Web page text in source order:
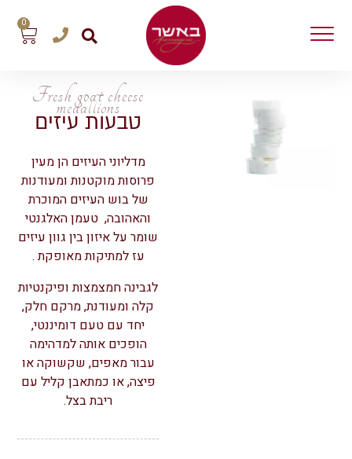
0
Fresh goat cheese
medallions
טבעות עיזים
מדליוני העיזים הן מעין
פרוסות מוקטנות ומעודנות
של בוש העיזים המוכרת
והאהובה, טעמן האלגנטי
שומר על איזון בין גוון עיזים
עז למתיקות מאופקת .
לגבינה חמצמצות ופיקנטיות
קלה ומעודנת, מרקם חלק,
יחד עם טעם דומיננטי,
הופכים אותה למדהימה
עבור מאפים, שקשוקה או
פיצה, או כמתאבן קליל עם
ריבת בצל.